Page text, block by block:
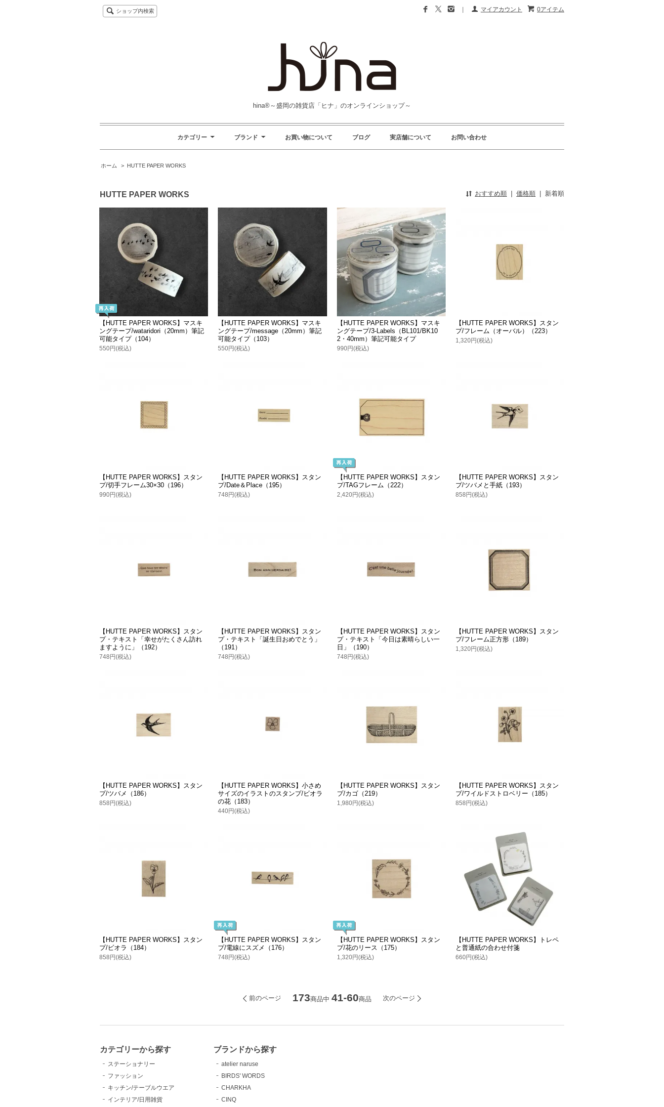
0アイテム
マイアカウント
ショップ内検索
hina®～盛岡の雑貨店「ヒナ」のオンラインショップ～
カテゴリー ブランド お買い物について ブログ 実店舗について お問い合わせ
ホーム > HUTTE PAPER WORKS
HUTTE PAPER WORKS おすすめ順 | 価格順 | 新着順
【HUTTE PAPER WORKS】マスキ
ングテープ/wataridori（20mm）筆記
可能タイプ（104）
550円(税込)
【HUTTE PAPER WORKS】マスキ
ングテープ/message（20mm）筆記
可能タイプ（103）
550円(税込)
【HUTTE PAPER WORKS】マスキ
ングテープ/3-Labels（BL101/BK10
2・40mm）筆記可能タイプ
990円(税込)
【HUTTE PAPER WORKS】スタン
プ/フレーム（オーバル）（223）
1,320円(税込)
【HUTTE PAPER WORKS】スタン
プ/切手フレーム30×30（196）
990円(税込)
【HUTTE PAPER WORKS】スタン
プ/Date＆Place（195）
748円(税込)
【HUTTE PAPER WORKS】スタン
プ/TAGフレーム（222）
2,420円(税込)
【HUTTE PAPER WORKS】スタン
プ/ツバメと手紙（193）
858円(税込)
【HUTTE PAPER WORKS】スタン
プ・テキスト「幸せがたくさん訪れ
ますように」（192）
748円(税込)
【HUTTE PAPER WORKS】スタン
プ・テキスト「誕生日おめでとう」
（191）
748円(税込)
【HUTTE PAPER WORKS】スタン
プ・テキスト「今日は素晴らしい一
日」（190）
748円(税込)
【HUTTE PAPER WORKS】スタン
プ/フレーム正方形（189）
1,320円(税込)
【HUTTE PAPER WORKS】スタン
プ/ツバメ（186）
858円(税込)
【HUTTE PAPER WORKS】小さめ
サイズのイラストのスタンプ/ビオラ
の花（183）
440円(税込)
【HUTTE PAPER WORKS】スタン
プ/カゴ（219）
1,980円(税込)
【HUTTE PAPER WORKS】スタン
プ/ワイルドストロベリー（185）
858円(税込)
【HUTTE PAPER WORKS】スタン
プ/ビオラ（184）
858円(税込)
【HUTTE PAPER WORKS】スタン
プ/電線にスズメ（176）
748円(税込)
【HUTTE PAPER WORKS】スタン
プ/花のリース（175）
1,320円(税込)
【HUTTE PAPER WORKS】トレペ
と普通紙の合わせ付箋
660円(税込)
前のページ 173商品中 41-60商品 次のページ
カテゴリーから探す
ステーショナリー
ファッション
キッチン/テーブルウエア
インテリア/日用雑貨
ブランドから探す
atelier naruse
BIRDS' WORDS
CHARKHA
CINQ